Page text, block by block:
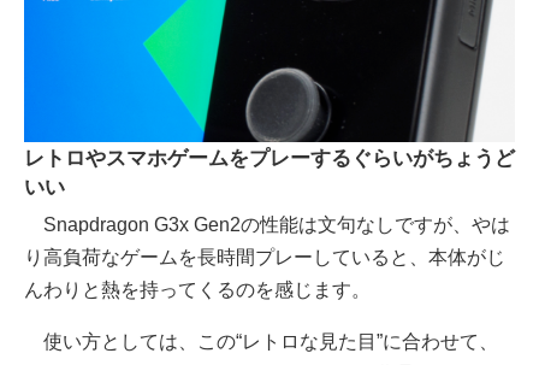
レトロやスマホゲームをプレーするぐらいがちょうど
いい
Snapdragon G3x Gen2の性能は文句なしですが、やは
り高負荷なゲームを長時間プレーしていると、本体がじ
んわりと熱を持ってくるのを感じます。
使い方としては、この“レトロな見た目”に合わせて、